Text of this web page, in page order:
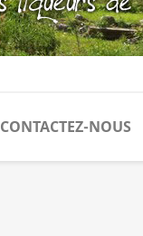
CONTACTEZ-NOUS